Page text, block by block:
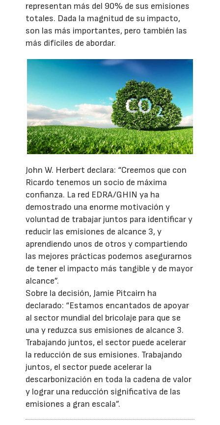
representan más del 90% de sus emisiones
totales. Dada la magnitud de su impacto,
son las más importantes, pero también las
más difíciles de abordar.
John W. Herbert declara: “Creemos que con
Ricardo tenemos un socio de máxima
confianza. La red EDRA/GHIN ya ha
demostrado una enorme motivación y
voluntad de trabajar juntos para identificar y
reducir las emisiones de alcance 3, y
aprendiendo unos de otros y compartiendo
las mejores prácticas podemos asegurarnos
de tener el impacto más tangible y de mayor
alcance”.
Sobre la decisión, Jamie Pitcairn ha
declarado: “Estamos encantados de apoyar
al sector mundial del bricolaje para que se
una y reduzca sus emisiones de alcance 3.
Trabajando juntos, el sector puede acelerar
la reducción de sus emisiones. Trabajando
juntos, el sector puede acelerar la
descarbonización en toda la cadena de valor
y lograr una reducción significativa de las
emisiones a gran escala”.